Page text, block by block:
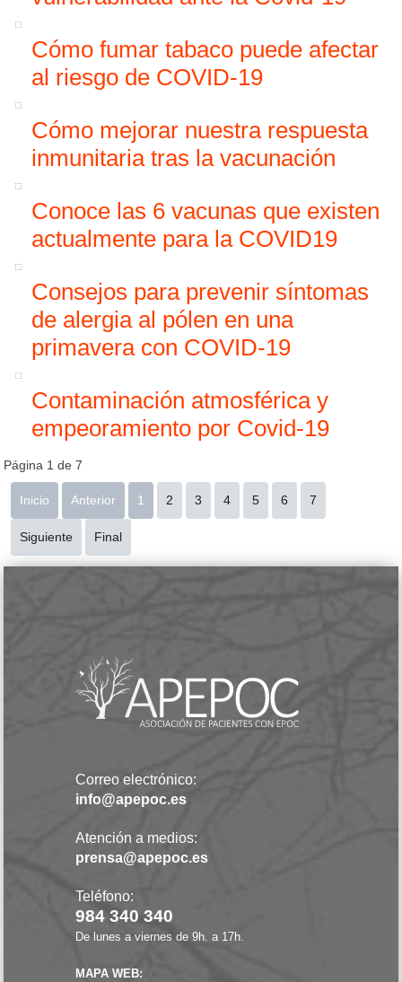
Cómo fumar tabaco puede afectar
al riesgo de COVID-19
Cómo mejorar nuestra respuesta
inmunitaria tras la vacunación
Conoce las 6 vacunas que existen
actualmente para la COVID19
Consejos para prevenir síntomas
de alergia al pólen en una
primavera con COVID-19
Contaminación atmosférica y
empeoramiento por Covid-19
Página 1 de 7
Inicio Anterior 1 2 3 4 5 6 7
Siguiente Final
Correo electrónico:
info@apepoc.es
Atención a medios:
prensa@apepoc.es
Teléfono:
984 340 340
De lunes a viernes de 9h. a 17h.
MAPA WEB: